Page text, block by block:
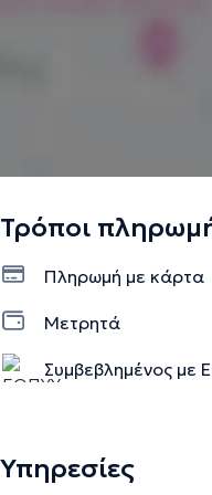
Τρόποι
Πληρωμή με κάρτα
Μετρητά
Συμβεβλημένος με
Υπηρεσίες